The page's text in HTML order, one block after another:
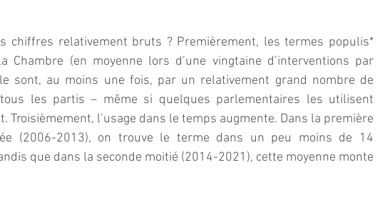
chiffres relativement bruts ? Premièrement, les termes populis*
(en moyenne lors d’une vingtaine d’interventions par
sont, au moins une fois, par un relativement grand nombre de
les partis – même si quelques parlementaires les utilisent
Troisièmement, l’usage dans le temps augmente. Dans la première
(2006-2013), on trouve le terme dans un peu moins de 14
que dans la seconde moitié (2014-2021), cette moyenne monte